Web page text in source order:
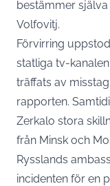
bestämmer själva
Volfovitj.
Förvirring
statliga tv-
träffats av
rapporten.
Zerkalo stora
från Minsk och
Rysslands
incidenten för en